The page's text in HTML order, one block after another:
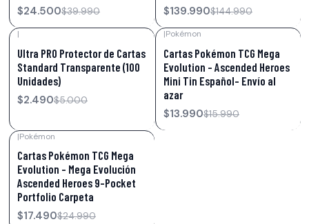
$24.500$39.990
$139.990$144.990
|
Ultra PRO Protector de Cartas
Standard Transparente (100
Unidades)
$2.490$5.000
|Pokémon
Cartas Pokémon TCG Mega
Evolution – Ascended Heroes
Mini Tin Español- Envío al
azar
$13.990$15.990
|Pokémon
Cartas Pokémon TCG Mega
Evolution – Mega Evolución
Ascended Heroes 9-Pocket
Portfolio Carpeta
$17.490$24.990